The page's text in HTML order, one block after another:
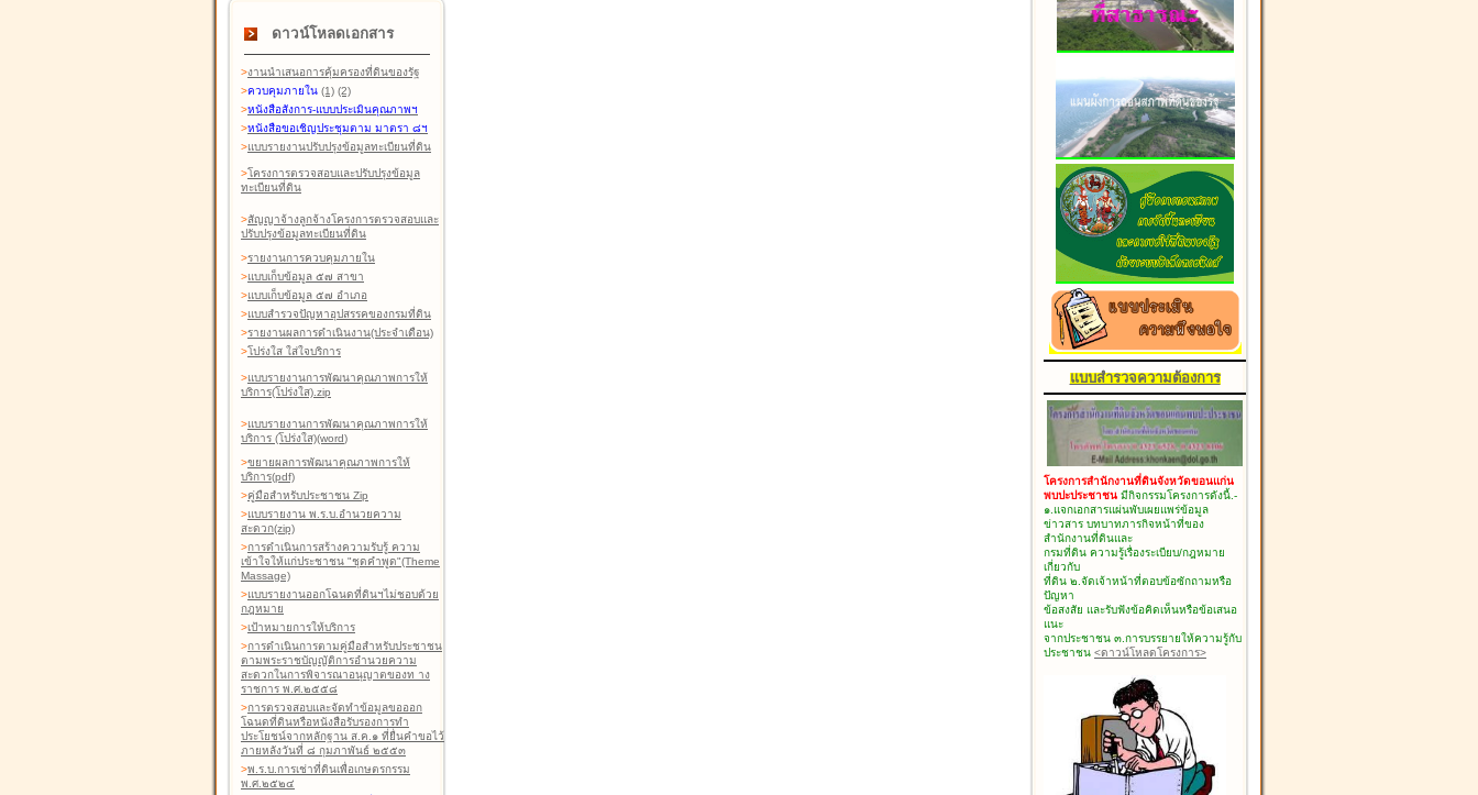
ดาวน์โหลดเอกสาร
>งานนำเสนอการคุ้มครองที่ดินของรัฐ
>ควบคุมภายใน (1) (2)
>หนังสือสังการ-แบบประเมินคุณภาพฯ
>หนังสือขอเชิญประชุมตาม มาตรา ๘ฯ
>แบบรายงานปรับปรุงข้อมูลทะเบียนที่ดิน
>โครงการตรวจสอบและปรับปรุงข้อมูล
ทะเบียนที่ดิน
>สัญญาจ้างลูกจ้างโครงการตรวจสอบและ
ปรับปรุงข้อมูลทะเบียนที่ดิน
>รายงานการควบคุมภายใน
>แบบเก็บข้อมูล ๕๗ สาขา
>แบบเก็บข้อมูล ๕๗ อำเภอ
>แบบสำรวจปัญหาอุปสรรคของกรมที่ดิน
>รายงานผลการดำเนินงาน(ประจำเดือน)
>โปร่งใส ใส่ใจบริการ
>แบบรายงานการพัฒนาคุณภาพการให้
บริการ(โปร่งใส).zip
>แบบรายงานการพัฒนาคุณภาพการให้
บริการ (โปร่งใส)(word)
>ขยายผลการพัฒนาคุณภาพการให้
บริการ(pdf)
>คู่มือสำหรับประชาชน Zip
>แบบรายงาน พ.ร.บ.อำนวยความ
สะดวก(zip)
>การดำเนินการสร้างความรับรู้ ความ
เข้าใจให้แก่ประชาชน "ชุดคำพูด"(Theme
Massage)
>แบบรายงานออกโฉนดที่ดินฯไม่ชอบด้วย
กฎหมาย
>เป้าหมายการให้บริการ
>การดำเนินการตามคู่มือสำหรับประชาชน
ตามพระราชบัญญัติการอำนวยความ
สะดวกในการพิจารณาอนุญาตของท าง
ราชการ พ.ศ.๒๕๕๘
>การตรวจสอบและจัดทำข้อมูลขอออก
โฉนดที่ดินหรือหนังสือรับรองการทำ
ประโยชน์จากหลักฐาน ส.ค.๑ ที่ยื่นคำขอไว้
ภายหลังวันที่ ๘ กุมภาพันธ์ ๒๕๕๓
>พ.ร.บ.การเช่าที่ดินเพื่อเกษตรกรรม
พ.ศ.๒๕๒๔
แบบสำรวจความต้องการ
โครงการสำนักงานที่ดินจังหวัดขอนแก่น
พบปะประชาชน มีกิจกรรมโครงการดังนี้.-
๑.แจกเอกสารแผ่นพับเผยแพร่ข้อมูล
ข่าวสาร บทบาทภารกิจหน้าที่ของ
สำนักงานที่ดินและ
กรมที่ดิน ความรู้เรื่องระเบียบ/กฎหมาย
เกี่ยวกับ
ที่ดิน ๒.จัดเจ้าหน้าที่ตอบข้อซักถามหรือ
ปัญหา
ข้อสงสัย และรับฟังข้อคิดเห็นหรือข้อเสนอ
แนะ
จากประชาชน ๓.การบรรยายให้ความรู้กับ
ประชาชน <ดาวน์โหลดโครงการ>